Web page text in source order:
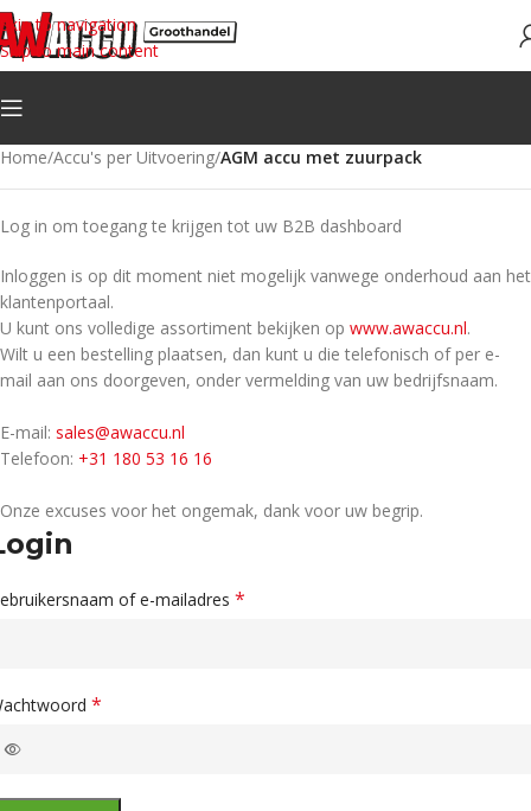
Skip to navigation
Skip to main content
Home/Accu's per Uitvoering/AGM accu met zuurpack
Log in om toegang te krijgen tot uw B2B dashboard
Inloggen is op dit moment niet mogelijk vanwege onderhoud aan het
klantenportaal.
U kunt ons volledige assortiment bekijken op www.awaccu.nl.
Wilt u een bestelling plaatsen, dan kunt u die telefonisch of per e-
mail aan ons doorgeven, onder vermelding van uw bedrijfsnaam.
E-mail: sales@awaccu.nl
Telefoon: +31 180 53 16 16
Onze excuses voor het ongemak, dank voor uw begrip.
of e-mailadres *
*